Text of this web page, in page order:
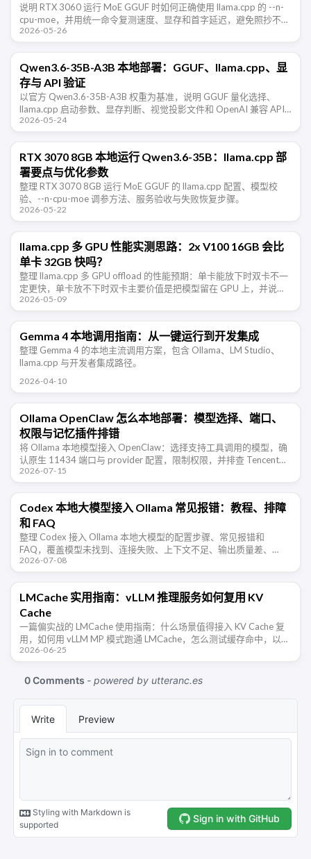
说明 RTX 3060 运行 MoE GGUF 时如何正确使用 llama.cpp 的 --n-
cpu-moe，并用统一命令复测速度、显存和首字延迟，避免照抄不可
比的跑分。
2026-05-26
Qwen3.6-35B-A3B 本地部署：GGUF、llama.cpp、显
存与 API 验证
以官方 Qwen3.6-35B-A3B 权重为基准，说明 GGUF 量化选择、
llama.cpp 启动参数、显存判断、视觉投影文件和 OpenAI 兼容 API
的验证步骤。
2026-05-24
RTX 3070 8GB 本地运行 Qwen3.6-35B：llama.cpp 部
署要点与优化参数
整理 RTX 3070 8GB 运行 MoE GGUF 的 llama.cpp 配置、模型校
验、--n-cpu-moe 调参方法、服务验收与失败恢复步骤。
2026-05-22
llama.cpp 多 GPU 性能实测思路：2x V100 16GB 会比
单卡 32GB 快吗？
整理 llama.cpp 多 GPU offload 的性能预期：单卡能放下时双卡不一
定更快，单卡放不下时双卡主要价值是把模型留在 GPU 上，并说明
V100 PCIe 与 NVLink 对性能的影 …
2026-05-09
Gemma 4 本地调用指南：从一键运行到开发集成
整理 Gemma 4 的本地主流调用方案，包含 Ollama、LM Studio、
llama.cpp 与开发者集成路径。
2026-04-10
Ollama OpenClaw 怎么本地部署：模型选择、端口、
权限与记忆插件排错
将 Ollama 本地模型接入 OpenClaw：选择支持工具调用的模型，确
认原生 11434 端口与 provider 配置，限制权限，并排查 TencentDB
Agent Memory 的长期记 …
2026-07-15
Codex 本地大模型接入 Ollama 常见报错：教程、排障
和 FAQ
整理 Codex 接入 Ollama 本地大模型的配置步骤、常见报错和
FAQ，覆盖模型未找到、连接失败、上下文不足、输出质量差、
Windows/WSL 访问等排障场景。
2026-07-08
LMCache 实用指南：vLLM 推理服务如何复用 KV
Cache
一篇偏实战的 LMCache 使用指南：什么场景值得接入 KV Cache 复
用，如何用 vLLM MP 模式跑通 LMCache，怎么测试缓存命中，以及
上线前要关注的内存、chunk size、命中 …
2026-06-25